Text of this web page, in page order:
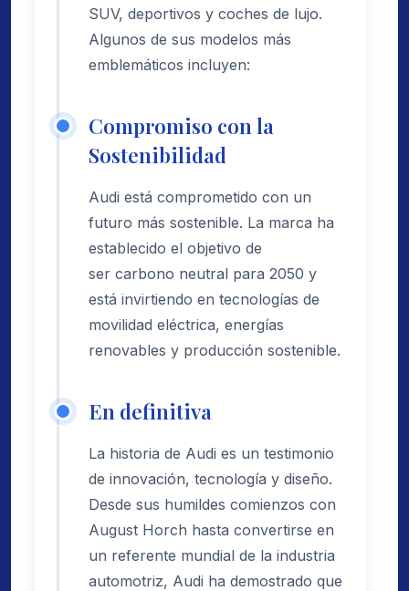
SUV, deportivos y coches de lujo.
Algunos de sus modelos más
emblemáticos incluyen:
Compromiso con la
Sostenibilidad
Audi está comprometido con un
futuro más sostenible. La marca ha
establecido el objetivo de
ser carbono neutral para 2050 y
está invirtiendo en tecnologías de
movilidad eléctrica, energías
renovables y producción sostenible.
En definitiva
La historia de Audi es un testimonio
de innovación, tecnología y diseño.
Desde sus humildes comienzos con
August Horch hasta convertirse en
un referente mundial de la industria
automotriz, Audi ha demostrado que